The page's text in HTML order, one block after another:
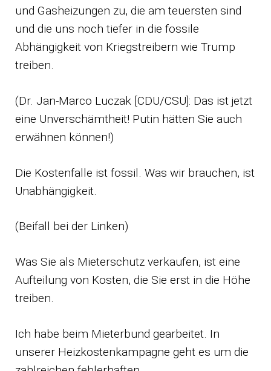
und Gasheizungen zu, die am teuersten sind
und die uns noch tiefer in die fossile
Abhängigkeit von Kriegstreibern wie Trump
treiben.
(Dr. Jan-Marco Luczak [CDU/CSU]: Das ist jetzt
eine Unverschämtheit! Putin hätten Sie auch
erwähnen können!)
Die Kostenfalle ist fossil. Was wir brauchen, ist
Unabhängigkeit.
(Beifall bei der Linken)
Was Sie als Mieterschutz verkaufen, ist eine
Aufteilung von Kosten, die Sie erst in die Höhe
treiben.
Ich habe beim Mieterbund gearbeitet. In
unserer Heizkostenkampagne geht es um die